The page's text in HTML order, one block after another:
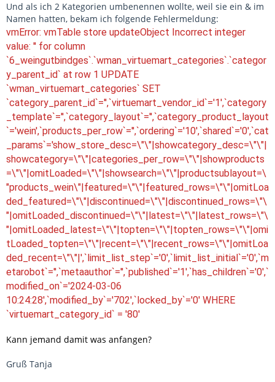
Und als ich 2 Kategorien umbenennen wollte, weil sie ein & im
Namen hatten, bekam ich folgende Fehlermeldung:
vmError: vmTable store updateObject Incorrect integer
value: '' for column
`6_weingutbindges`.`wman_virtuemart_categories`.`categor
y_parent_id` at row 1 UPDATE
`wman_virtuemart_categories` SET
`category_parent_id`='',`virtuemart_vendor_id`='1',`category
_template`='',`category_layout`='',`category_product_layout
`='wein',`products_per_row`='',`ordering`='10',`shared`='0',`cat
_params`='show_store_desc=\"\"|showcategory_desc=\"\"|
showcategory=\"\"|categories_per_row=\"\"|showproducts
=\"\"|omitLoaded=\"\"|showsearch=\"\"|productsublayout=\
"products_wein\"|featured=\"\"|featured_rows=\"\"|omitLoa
ded_featured=\"\"|discontinued=\"\"|discontinued_rows=\"\
"|omitLoaded_discontinued=\"\"|latest=\"\"|latest_rows=\"\
"|omitLoaded_latest=\"\"|topten=\"\"|topten_rows=\"\"|omi
tLoaded_topten=\"\"|recent=\"\"|recent_rows=\"\"|omitLoa
ded_recent=\"\"|',`limit_list_step`='0',`limit_list_initial`='0',`m
etarobot`='',`metaauthor`='',`published`='1',`has_children`='0',`
modified_on`='2024-03-06
10:24:28',`modified_by`='702',`locked_by`='0' WHERE
`virtuemart_category_id` = '80'
Kann jemand damit was anfangen?
Gruß Tanja